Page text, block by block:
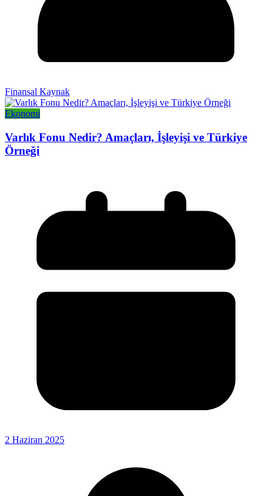
Finansal Kaynak
Ekonomi
Varlık Fonu Nedir? Amaçları, İşleyişi ve Türkiye
Örneği
2 Haziran 2025